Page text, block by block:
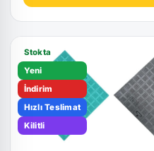
Stokta
Yeni
İndirim
Hızlı Teslimat
Kilitli